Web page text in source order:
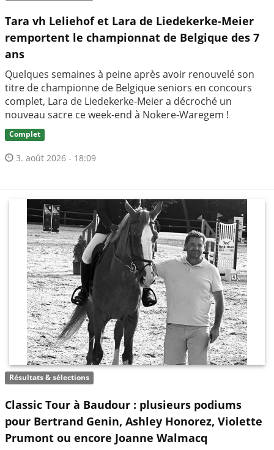
Tara vh Leliehof et Lara de Liedekerke-Meier
remportent le championnat de Belgique des 7
ans
Quelques semaines à peine après avoir renouvelé son
titre de championne de Belgique seniors en concours
complet, Lara de Liedekerke-Meier a décroché un
nouveau sacre ce week-end à Nokere-Waregem !
Complet
3. août 2026 - 18:09
Résultats & sélections
Classic Tour à Baudour : plusieurs podiums
pour Bertrand Genin, Ashley Honorez, Violette
Prumont ou encore Joanne Walmacq